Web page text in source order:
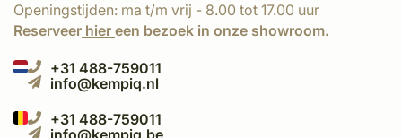
Openingstijden: ma t/m vrij - 8.00 tot 17.00 uur
Reserveer hier een bezoek in onze showroom.
+31 488-759011
info@kempiq.nl
+31 488-759011
info@kempiq.be